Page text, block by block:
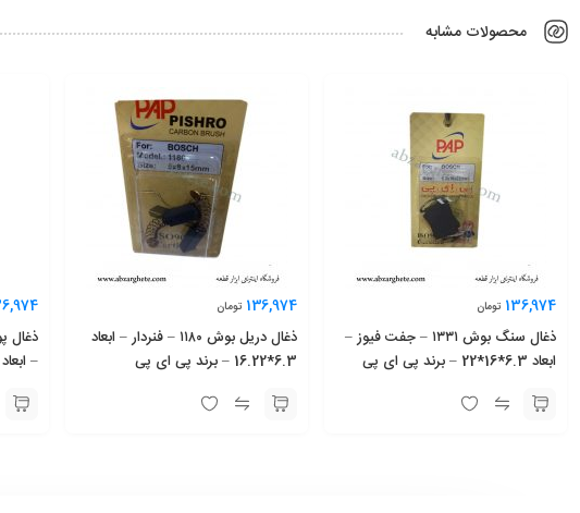
محصولات مشابه
136,974 تومان
ذغال سنگ بوش ١٣٣١ – جفت فیوز –
ابعاد 6.3*16*22 – برند پی ای پی
136,974 تومان
ذغال دریل بوش ١١٨٠ – فنردار – ابعاد
6.3*16.22 – برند پی ای پی
– ابعاد 6.3*10*20 – برند پی ای پی